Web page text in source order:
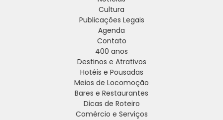
Cultura
Publicações Legais
Agenda
Contato
400 anos
Destinos e Atrativos
Hotéis e Pousadas
Meios de Locomoção
Bares e Restaurantes
Dicas de Roteiro
Comércio e Serviços